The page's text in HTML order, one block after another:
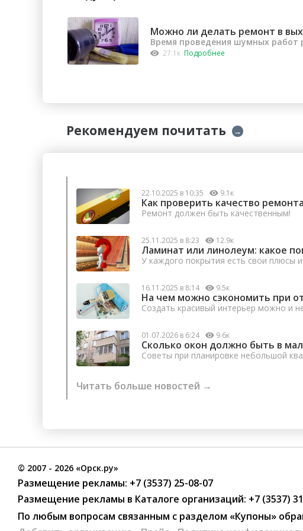
Можно ли делать ремонт в
Время проведения шумных работ
27.1к Подробнее
Рекомендуем почитать →
22.10.2025 в 10:35 9.1к
Как проверить качество
Ремонт должен быть качественным!
25.11.2025 в 8:23 12.9к
Ламинат или линолеум: какое
У каждого покрытия есть свои плюсы
16.11.2025 в 8:14 9.5к
На чем можно сэкономить при
Создать красивый интерьер можно и
01.07.2026 в 6:24 9.6к
Сколько окон должно быть в
Советы при планировке небольшой
Читать больше новостей →
© 2007 - 2026 «Орск.ру»
Размещение рекламы: +7 (3537) 25-08-07
Размещение рекламы в Каталоге организаций: +7 (3537)
По любым вопросам связанным с разделом «Купоны»